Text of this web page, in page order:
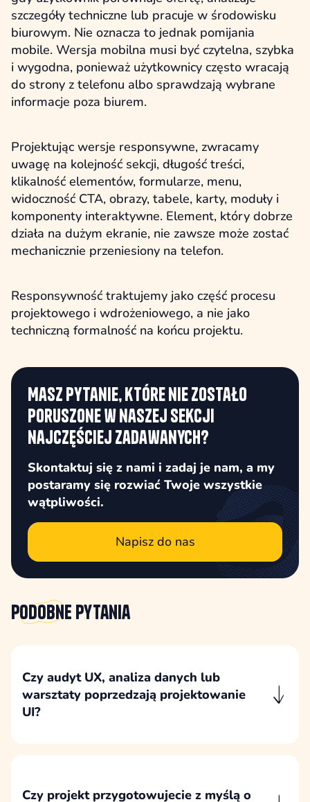
szczegóły techniczne lub pracuje w środowisku
biurowym. Nie oznacza to jednak pomijania
mobile. Wersja mobilna musi być czytelna, szybka
i wygodna, ponieważ użytkownicy często wracają
do strony z telefonu albo sprawdzają wybrane
informacje poza biurem.
Projektując wersje responsywne, zwracamy
uwagę na kolejność sekcji, długość treści,
klikalność elementów, formularze, menu,
widoczność CTA, obrazy, tabele, karty, moduły i
komponenty interaktywne. Element, który dobrze
działa na dużym ekranie, nie zawsze może zostać
mechanicznie przeniesiony na telefon.
Responsywność traktujemy jako część procesu
projektowego i wdrożeniowego, a nie jako
techniczną formalność na końcu projektu.
Masz pytanie, które nie zostało
poruszone w naszej sekcji
najczęściej zadawanych?
Skontaktuj się z nami i zadaj je nam, a my
postaramy się rozwiać Twoje wszystkie
wątpliwości.
Napisz do nas
Podobne pytania
Czy audyt UX, analiza danych lub
warsztaty poprzedzają projektowanie
UI?
Czy projekt przygotowujecie z myślą o